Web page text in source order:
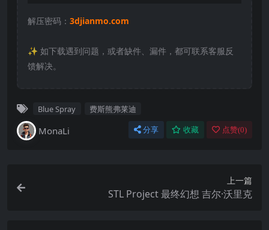
解压密码： 3djianmo.com
✨️ 如下载遇到问题，或者缺件、漏件，都可联系客服反
馈解决。
Blue Spray 费斯熊弗莱迪
MonaLi 分享 收藏 点赞(0)
上一篇
STL Project 最终幻想 吉尔·沃里克